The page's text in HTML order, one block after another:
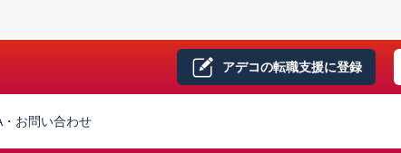
アデコの転職支援に登録
・お問い合わせ